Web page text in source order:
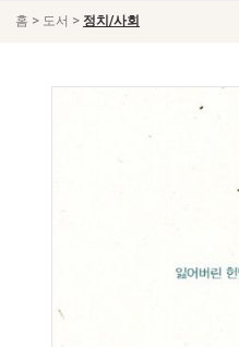
홈 > 도서 > 정치/사회